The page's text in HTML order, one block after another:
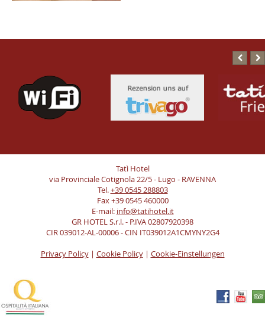
Tatì Hotel
via Provinciale Cotignola 22/5 - Lugo - RAVENNA
Tel.+39 0545 288803
Fax +39 0545 460000
E-mail: info@tatihotel.it
GR HOTEL S.r.l. - P.IVA 02807920398
CIR 039012-AL-00006 - CIN IT039012A1CMYNY2G4
Privacy Policy| Cookie Policy| Cookie-Einstellungen